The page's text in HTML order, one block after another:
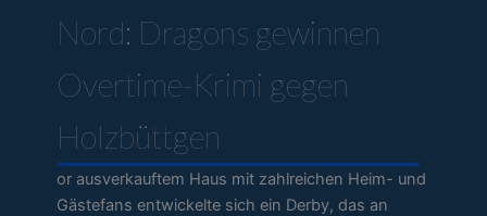
Nord: Dragons gewinnen
Overtime-Krimi gegen
Holzbüttgen
or ausverkauftem Haus mit zahlreichen Heim- und
Gästefans entwickelte sich ein Derby, das an